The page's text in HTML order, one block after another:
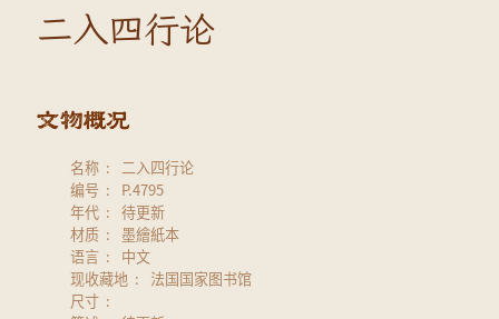
二入四行论
名称
二入四行论
编号
P.4795
年代
待更新
材质
墨繪紙本
语言
中文
现收藏地
法国国家图书馆
尺寸